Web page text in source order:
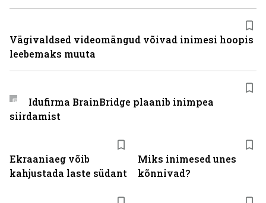
Ekraaniaeg võib
kahjustada laste südant
Miks inimesed unes
kõnnivad?
Vägivaldsed videomängud võivad inimesi hoopis
leebemaks muuta
Idufirma BrainBridge plaanib inimpea
siirdamist